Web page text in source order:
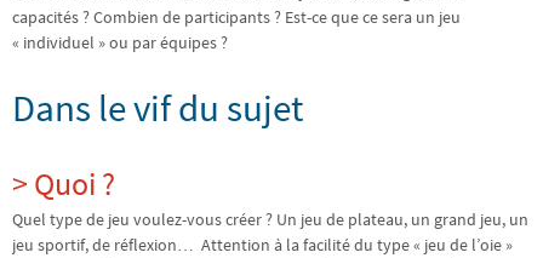
capacités ? Combien de participants ? Est-ce que ce sera un jeu
« individuel » ou par équipes ?
Dans le vif du sujet
> Quoi ?
Quel type de jeu voulez-vous créer ? Un jeu de plateau, un grand jeu, un
jeu sportif, de réflexion… Attention à la facilité du type « jeu de l’oie »